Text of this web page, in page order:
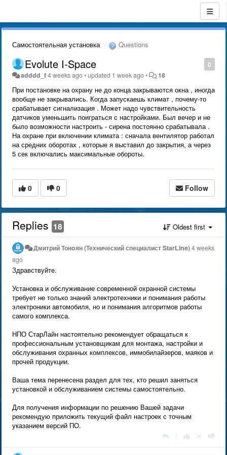
Самостоятельная установка Questions
0
Evolute I-Space
adddd_f4 weeks ago•updated 1 week ago• 18
При постановке на охрану не до конца закрываются окна , иногда
вообще не закрывались. Когда запускаешь климат , почему-то
срабатывает сигнализация . Может надо чувствительность
датчиков уменьшить поиграться с настройками. Был вечер и не
было возможности настроить - сирена постоянно срабатывала .
На охране при включении климата : сначала вентилятор работал
на средних оборотах , которые я выставил до закрытия, а через
5 сек включались максимальные обороты.
0 0 Follow
Replies 18 Oldest first
Дмитрий Тонoян (Технический специалист StarLine)4 weeks
ago
Здравствуйте.
Установка и обслуживание современной охранной системы
требует не только знаний электротехники и понимания работы
электроники автомобиля, но и понимания алгоритмов работы
самого комплекса.
НПО СтарЛайн настоятельно рекомендует обращаться к
профессиональным установщикам для монтажа, настройки и
обслуживания охранных комплексов, иммобилайзеров, маяков и
прочей продукции.
Ваша тема перенесена раздел для тех, кто решил заняться
установкой и обслуживанием системы самостоятельно.
Для получения информации по решению Вашей задачи
рекомендую приложить текущий файл настроек с точным
указанием версий ПО.